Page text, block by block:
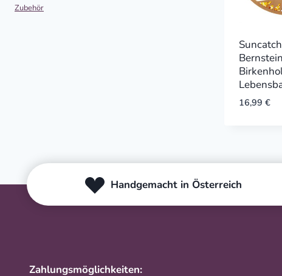
16,99€
Zubehör
Handgemacht in Österreich
Zahlungsmöglichkeiten: